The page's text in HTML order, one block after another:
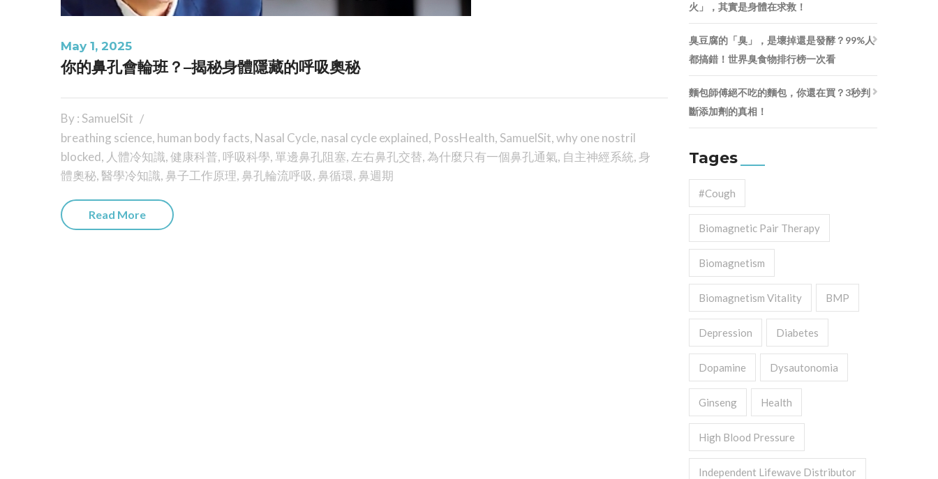
May 1, 2025
你的鼻孔會輪班？–揭秘身體隱藏的呼吸奧秘
By : SamuelSit
breathing science, human body facts, Nasal Cycle, nasal cycle explained, PossHealth, SamuelSit,why one nostril
blocked, 人體冷知識,健康科普, 呼吸科學,單邊鼻孔阻塞, 左右鼻孔交替,為什麼只有一個鼻孔通氣, 自主神經系統,身
體奧秘, 醫學冷知識, 鼻子工作原理, 鼻孔輪流呼吸, 鼻循環, 鼻週期
Read More
火」，其實是身體在求救！
臭豆腐的「臭」，是壞掉還是發酵？99%人
都搞錯！世界臭食物排行榜一次看
麵包師傅絕不吃的麵包，你還在買？3秒判
斷添加劑的真相！
Tages
#cough
Biomagnetic Pair Therapy
Biomagnetism
Biomagnetism Vitality BMP
Depression Diabetes
Dopamine Dysautonomia
Ginseng Health
High Blood Pressure
Independent Lifewave Distributor